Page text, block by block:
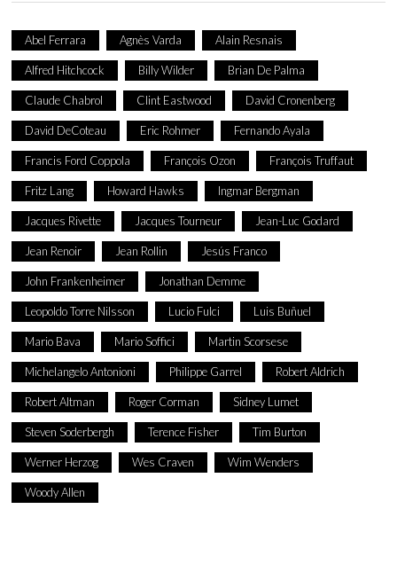
Abel Ferrara Agnès Varda Alain Resnais
Alfred Hitchcock Billy Wilder Brian De Palma
Claude Chabrol Clint Eastwood David Cronenberg
David DeCoteau Eric Rohmer Fernando Ayala
Francis Ford Coppola François Ozon François Truffaut
Fritz Lang Howard Hawks Ingmar Bergman
Jacques Rivette Jacques Tourneur Jean-Luc Godard
Jean Renoir Jean Rollin Jesús Franco
John Frankenheimer Jonathan Demme
Leopoldo Torre Nilsson Lucio Fulci Luis Buñuel
Mario Bava Mario Soffici Martin Scorsese
Michelangelo Antonioni Philippe Garrel Robert Aldrich
Robert Altman Roger Corman Sidney Lumet
Steven Soderbergh Terence Fisher Tim Burton
Werner Herzog Wes Craven Wim Wenders
Woody Allen